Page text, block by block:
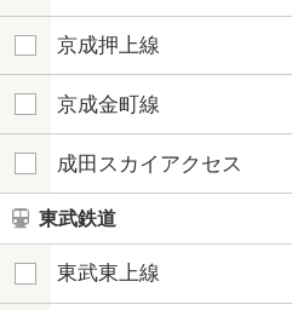
京成押上線
京成金町線
成田スカイアクセス
東武鉄道
東武東上線